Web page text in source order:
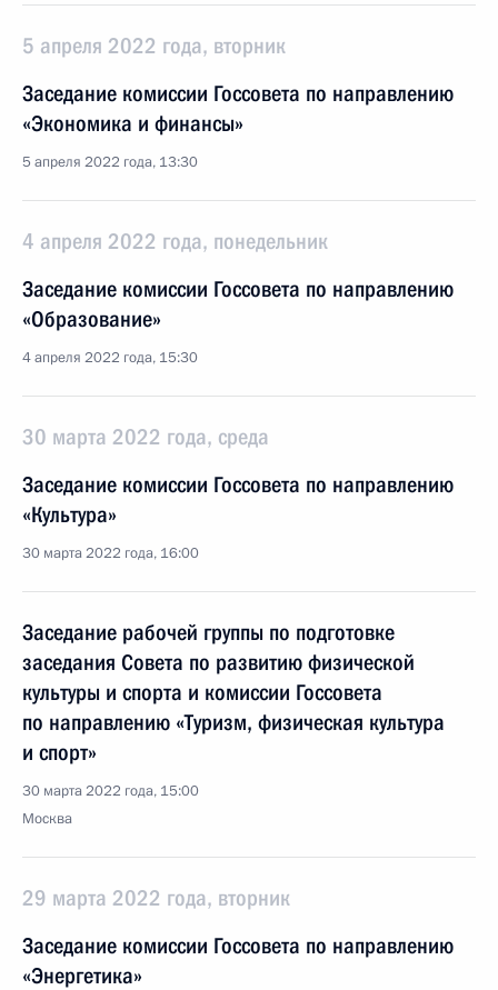
5 апреля 2022 года, вторник
Заседание комиссии Госсовета по направлению
«Экономика и финансы»
5 апреля 2022 года, 13:30
4 апреля 2022 года, понедельник
Заседание комиссии Госсовета по направлению
«Образование»
4 апреля 2022 года, 15:30
30 марта 2022 года, среда
Заседание комиссии Госсовета по направлению
«Культура»
30 марта 2022 года, 16:00
Заседание рабочей группы по подготовке
заседания Совета по развитию физической
культуры и спорта и комиссии Госсовета
по направлению «Туризм, физическая культура
и спорт»
30 марта 2022 года, 15:00
Москва
29 марта 2022 года, вторник
Заседание комиссии Госсовета по направлению
«Энергетика»